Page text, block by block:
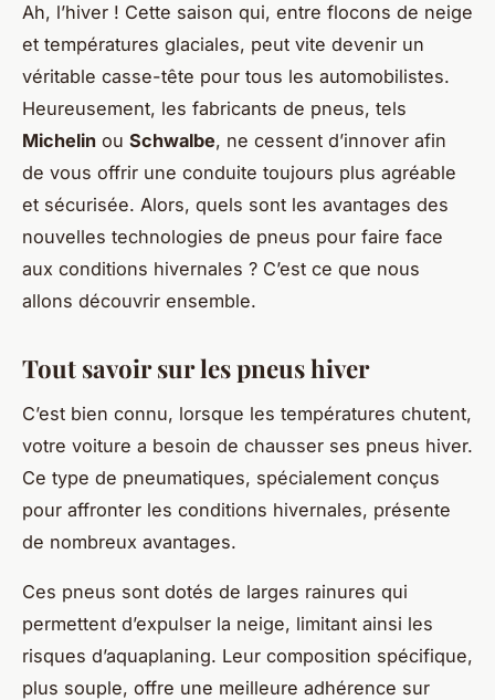
Ah, l’hiver ! Cette saison qui, entre flocons de neige
et températures glaciales, peut vite devenir un
véritable casse-tête pour tous les automobilistes.
Heureusement, les fabricants de pneus, tels
Michelin ou Schwalbe, ne cessent d’innover afin
de vous offrir une conduite toujours plus agréable
et sécurisée. Alors, quels sont les avantages des
nouvelles technologies de pneus pour faire face
aux conditions hivernales ? C’est ce que nous
allons découvrir ensemble.
Tout savoir sur les pneus hiver
C’est bien connu, lorsque les températures chutent,
votre voiture a besoin de chausser ses pneus hiver.
Ce type de pneumatiques, spécialement conçus
pour affronter les conditions hivernales, présente
de nombreux avantages.
Ces pneus sont dotés de larges rainures qui
permettent d’expulser la neige, limitant ainsi les
risques d’aquaplaning. Leur composition spécifique,
plus souple, offre une meilleure adhérence sur